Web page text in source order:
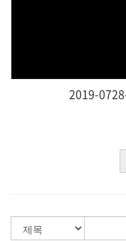
2019-